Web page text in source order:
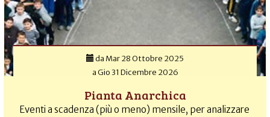
da Mar 28 Ottobre 2025
aGio 31 Dicembre 2026
Pianta Anarchica
Eventi a scadenza (più o meno) mensile, per analizzare